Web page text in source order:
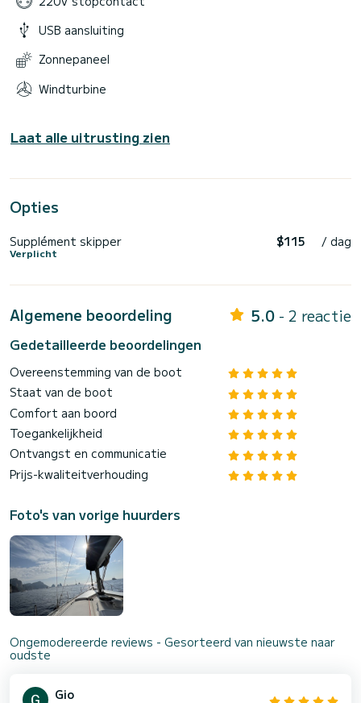
USB aansluiting
Zonnepaneel
Windturbine
Laat alle uitrusting zien
Opties
Supplément skipper
Verplicht
$115 / dag
Algemene beoordeling 5.0 - 2 reactie
Gedetailleerde beoordelingen
Overeenstemming van de boot
Staat van de boot
Comfort aan boord
Toegankelijkheid
Ontvangst en communicatie
Prijs-kwaliteitverhouding
Foto's van vorige huurders
Ongemodereerde reviews - Gesorteerd van nieuwste naar
oudste
Gio